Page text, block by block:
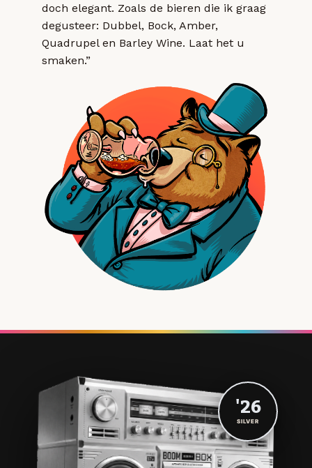
doch elegant. Zoals de bieren die ik graag
degusteer: Dubbel, Bock, Amber,
Quadrupel en Barley Wine. Laat het u
smaken.”
'26
SILVER